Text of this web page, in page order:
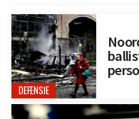
DEFENSIE